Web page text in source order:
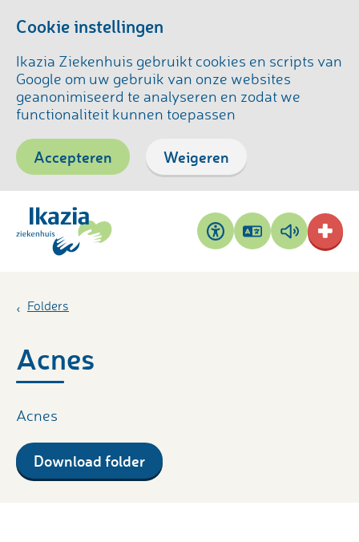
Cookie instellingen
Ikazia Ziekenhuis gebruikt cookies en scripts van
Google om uw gebruik van onze websites
geanonimiseerd te analyseren en zodat we
functionaliteit kunnen toepassen
Accepteren Weigeren
Toegankelijkheid
Pagina
vertalen
Pagina
voorlezen
Folders
Acnes
Acnes
Download folder